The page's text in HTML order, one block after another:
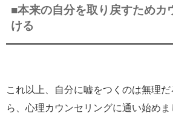
■本来の自分を取り戻すためカ
ける
これ以上、自分に嘘をつくのは無理
ら、心理カウンセリングに通い始めま